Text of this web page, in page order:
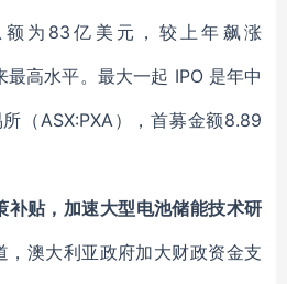
额为83亿美元，较上年飙涨
高水平。最大一起 IPO 是年中
（ASX:PXA），首募金额8.89
补贴，加速大型电池储能技术研
，澳大利亚政府加大财政资金支